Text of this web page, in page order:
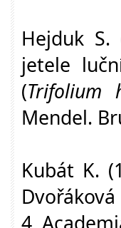
Hejduk S.
jetele
(Trifolium
Mendel.
Kubát K.
4,